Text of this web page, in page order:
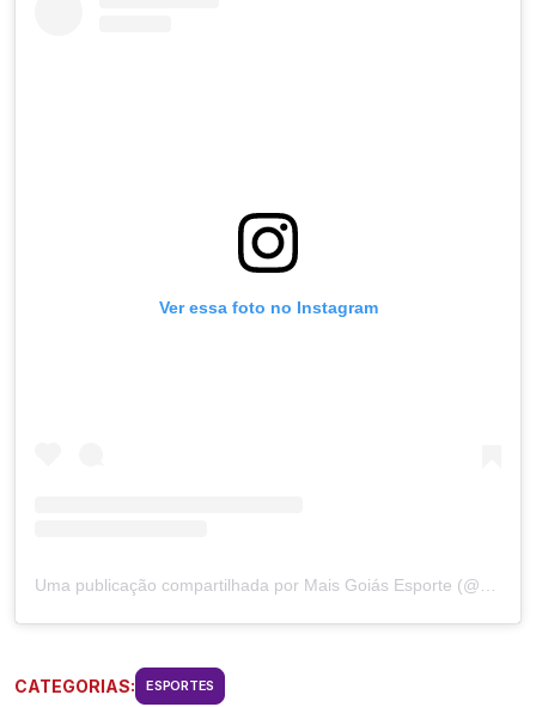
Ver essa foto no Instagram
CATEGORIAS: ESPORTES